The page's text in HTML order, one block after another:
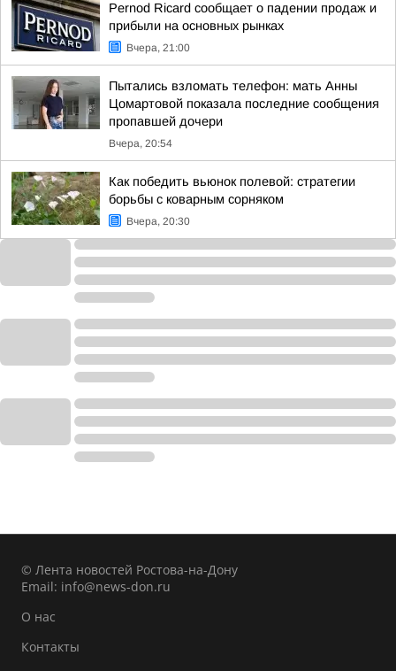
Pernod Ricard сообщает о падении продаж и
прибыли на основных рынках
Вчера, 21:00
Пытались взломать телефон: мать Анны
Цомартовой показала последние сообщения
пропавшей дочери
Вчера, 20:54
Как победить вьюнок полевой: стратегии
борьбы с коварным сорняком
Вчера, 20:30
© Лента новостей Ростова-на-Дону
Email: info@news-don.ru
О нас
Контакты